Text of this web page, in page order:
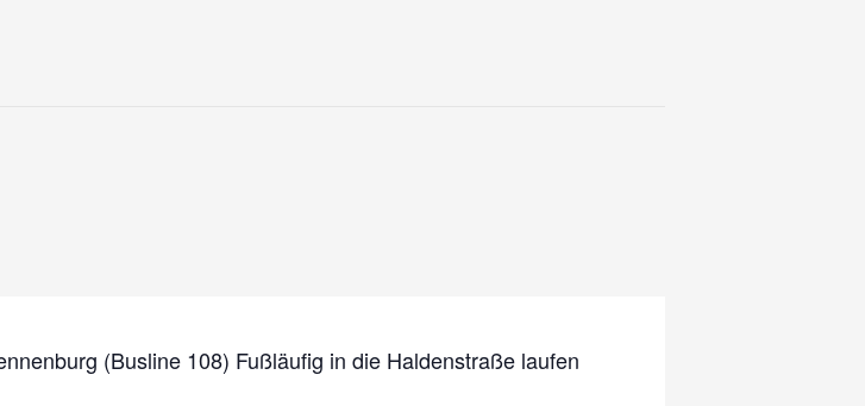
(Busline 108) Fußläufig in die Haldenstraße laufen